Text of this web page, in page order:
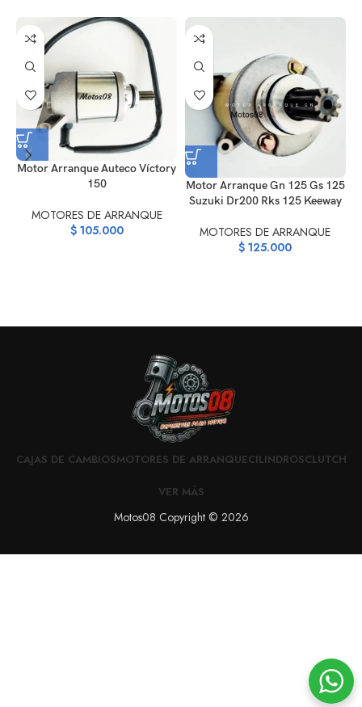
Motor Arranque Auteco Víctory
150
MOTORES DE ARRANQUE
$105.000
Motor Arranque Gn 125 Gs 125
Suzuki Dr200 Rks 125 Keeway
MOTORES DE ARRANQUE
$ 125.000
CAJAS DE CAMBIOSMOTORES DE ARRANQUECILINDROSCLUTCH
VER MÁS
Motos08 Copyright © 2026